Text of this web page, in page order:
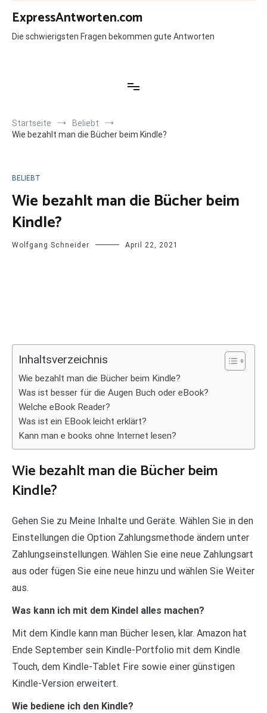
Zum
Inhalt
springen
ExpressAntworten.com
Die schwierigsten Fragen bekommen gute Antworten
Startseite
Beliebt
Wie bezahlt man die Bücher beim Kindle?
BELIEBT
Wie bezahlt man die Bücher beim
Kindle?
Wolfgang Schneider April 22, 2021
Inhaltsverzeichnis
Wie bezahlt man die Bücher beim Kindle?
Was ist besser für die Augen Buch oder eBook?
Welche eBook Reader?
Was ist ein EBook leicht erklärt?
Kann man e books ohne Internet lesen?
Wie bezahlt man die Bücher beim
Kindle?
Gehen Sie zu Meine Inhalte und Geräte. Wählen Sie in den
Einstellungen die Option Zahlungsmethode ändern unter
Zahlungseinstellungen. Wählen Sie eine neue Zahlungsart
aus oder fügen Sie eine neue hinzu und wählen Sie Weiter
aus.
Was kann ich mit dem Kindel alles machen?
Mit dem Kindle kann man Bücher lesen, klar. Amazon hat
Ende September sein Kindle-Portfolio mit dem Kindle
Touch, dem Kindle-Tablet Fire sowie einer günstigen
Kindle-Version erweitert.
Wie bediene ich den Kindle?